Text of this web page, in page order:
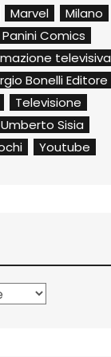
Marvel
Milano
Panini Comics
televisiva
Bonelli Editore
Televisione
Umberto Sisia
Youtube